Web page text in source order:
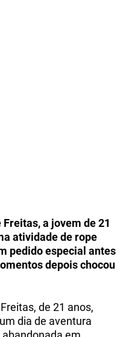
a jovem de 21
atividade de rope
pedido especial antes
depois chocou
de 21 anos,
dia de aventura